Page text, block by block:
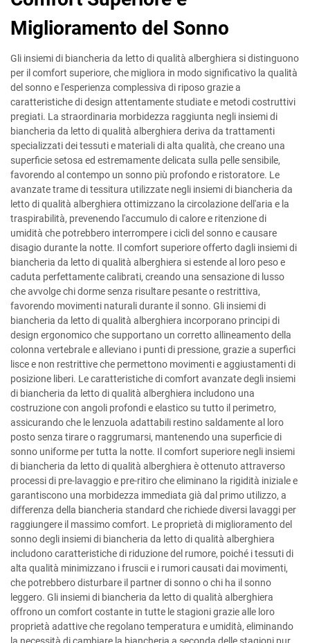
Miglioramento del Sonno
Gli insiemi di biancheria da letto di qualità alberghiera si distinguono
per il comfort superiore, che migliora in modo significativo la qualità
del sonno e l'esperienza complessiva di riposo grazie a
caratteristiche di design attentamente studiate e metodi costruttivi
pregiati. La straordinaria morbidezza raggiunta negli insiemi di
biancheria da letto di qualità alberghiera deriva da trattamenti
specializzati dei tessuti e materiali di alta qualità, che creano una
superficie setosa ed estremamente delicata sulla pelle sensibile,
favorendo al contempo un sonno più profondo e ristoratore. Le
avanzate trame di tessitura utilizzate negli insiemi di biancheria da
letto di qualità alberghiera ottimizzano la circolazione dell'aria e la
traspirabilità, prevenendo l'accumulo di calore e ritenzione di
umidità che potrebbero interrompere i cicli del sonno e causare
disagio durante la notte. Il comfort superiore offerto dagli insiemi di
biancheria da letto di qualità alberghiera si estende al loro peso e
caduta perfettamente calibrati, creando una sensazione di lusso
che avvolge chi dorme senza risultare pesante o restrittiva,
favorendo movimenti naturali durante il sonno. Gli insiemi di
biancheria da letto di qualità alberghiera incorporano principi di
design ergonomico che supportano un corretto allineamento della
colonna vertebrale e alleviano i punti di pressione, grazie a superfici
lisce e non restrittive che permettono movimenti e aggiustamenti di
posizione liberi. Le caratteristiche di comfort avanzate degli insiemi
di biancheria da letto di qualità alberghiera includono una
costruzione con angoli profondi e elastico su tutto il perimetro,
assicurando che le lenzuola adattabili restino saldamente al loro
posto senza tirare o raggrumarsi, mantenendo una superficie di
sonno uniforme per tutta la notte. Il comfort superiore negli insiemi
di biancheria da letto di qualità alberghiera è ottenuto attraverso
processi di pre-lavaggio e pre-ritiro che eliminano la rigidità iniziale e
garantiscono una morbidezza immediata già dal primo utilizzo, a
differenza della biancheria standard che richiede diversi lavaggi per
raggiungere il massimo comfort. Le proprietà di miglioramento del
sonno degli insiemi di biancheria da letto di qualità alberghiera
includono caratteristiche di riduzione del rumore, poiché i tessuti di
alta qualità minimizzano i fruscii e i rumori causati dai movimenti,
che potrebbero disturbare il partner di sonno o chi ha il sonno
leggero. Gli insiemi di biancheria da letto di qualità alberghiera
offrono un comfort costante in tutte le stagioni grazie alle loro
proprietà adattive che regolano temperatura e umidità, eliminando
la necessità di cambiare la biancheria a seconda delle stagioni pur